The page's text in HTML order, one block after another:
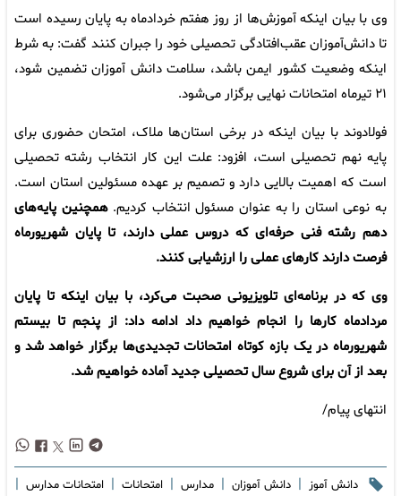
وی با بیان اینکه آموزش‌ها از روز هفتم خردادماه به پایان رسیده است
تا دانش‌آموزان عقب‌افتادگی تحصیلی خود را جبران کنند گفت: به شرط
اینکه وضعیت کشور ایمن باشد، سلامت دانش آموزان تضمین شود،
۲۱ تیرماه امتحانات نهایی برگزار می‌شود.
فولادوند با بیان اینکه در برخی استان‌ها ملاک، امتحان حضوری برای
پایه نهم تحصیلی است، افزود: علت این کار انتخاب رشته تحصیلی
است که اهمیت بالایی دارد و تصمیم بر عهده مسئولین استان است.
به نوعی استان را به عنوان مسئول انتخاب کردیم.همچنین پایه‌های
دهم رشته فنی حرفه‌ای که دروس عملی دارند، تا پایان شهریورماه
فرصت دارند کارهای عملی را ارزشیابی کنند.
وی که در برنامه‌ای تلویزیونی صحبت می‌کرد، با بیان اینکه تا پایان
مردادماه کارها را انجام خواهیم داد ادامه داد: از پنجم تا بیستم
شهریورماه در یک بازه کوتاه امتحانات تجدیدی‌ها برگزار خواهد شد و
بعد از آن برای شروع سال تحصیلی جدید آماده خواهیم شد.
انتهای پیام/
دانش آموز | دانش آموزان | مدارس | امتحانات | امتحانات مدارس |